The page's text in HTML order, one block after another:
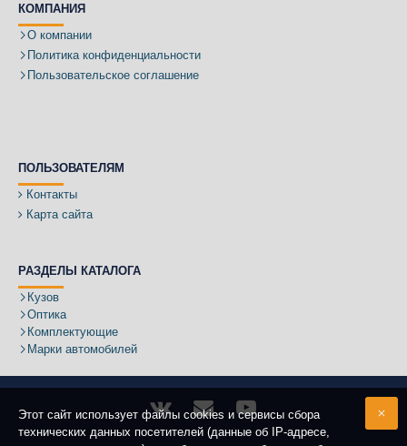
КОМПАНИЯ
О компании
Политика конфиденциальности
Пользовательское соглашение
ПОЛЬЗОВАТЕЛЯМ
Контакты
Карта сайта
РАЗДЕЛЫ КАТАЛОГА
Кузов
Оптика
Комплектующие
Марки автомобилей
Этот сайт использует файлы cookies и сервисы сбора
технических данных посетителей (данные об IP-адресе,